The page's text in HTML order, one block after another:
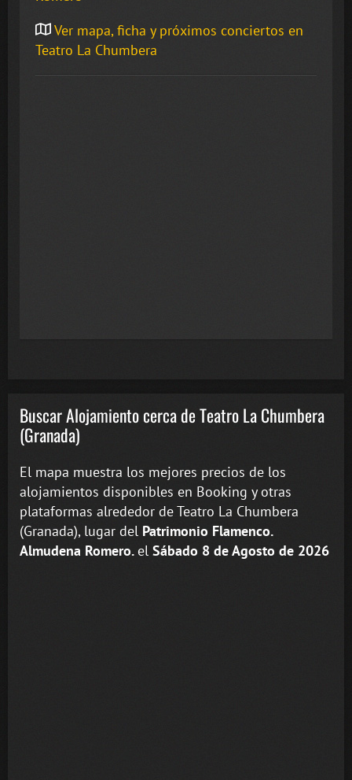
Ver mapa, ficha y próximos conciertos en
Teatro La Chumbera
Buscar Alojamiento cerca de Teatro La Chumbera
(Granada)
El mapa muestra los mejores precios de los
alojamientos disponibles en Booking y otras
plataformas alrededor de Teatro La Chumbera
(Granada), lugar del Patrimonio Flamenco.
Almudena Romero.el Sábado 8 de Agosto de 2026